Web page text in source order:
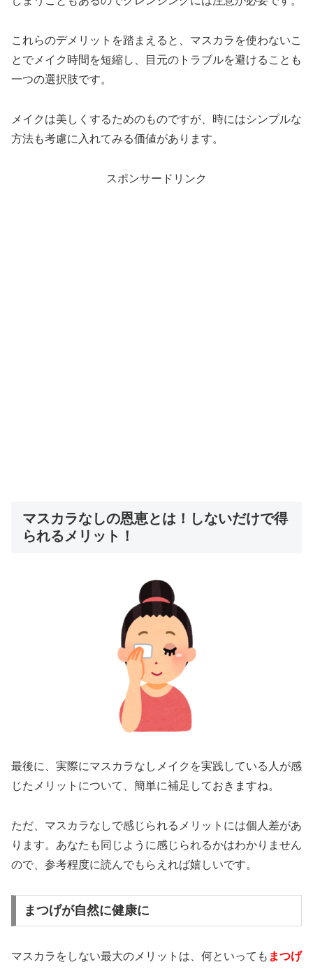
これらのデメリットを踏まえると、マスカラを使わないこ
とでメイク時間を短縮し、目元のトラブルを避けることも
一つの選択肢です。
メイクは美しくするためのものですが、時にはシンプルな
方法も考慮に入れてみる価値があります。
スポンサードリンク
マスカラなしの恩恵とは！しないだけで得
られるメリット！
最後に、実際にマスカラなしメイクを実践している人が感
じたメリットについて、簡単に補足しておきますね。
ただ、マスカラなしで感じられるメリットには個人差があ
ります。あなたも同じように感じられるかはわかりません
ので、参考程度に読んでもらえれば嬉しいです。
まつげが自然に健康に
マスカラをしない最大のメリットは、何といっても まつげ